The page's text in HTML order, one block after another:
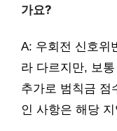
가요?
A: 우회전 신호위
라 다르지만, 보
추가로 범칙금 점
인 사항은 해당